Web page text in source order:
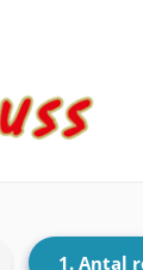
1. Antal